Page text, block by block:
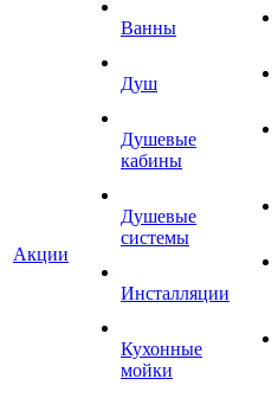
Акции
Ванны
Душ
Душевые
кабины
Душевые
системы
Инсталляции
Кухонные
мойки